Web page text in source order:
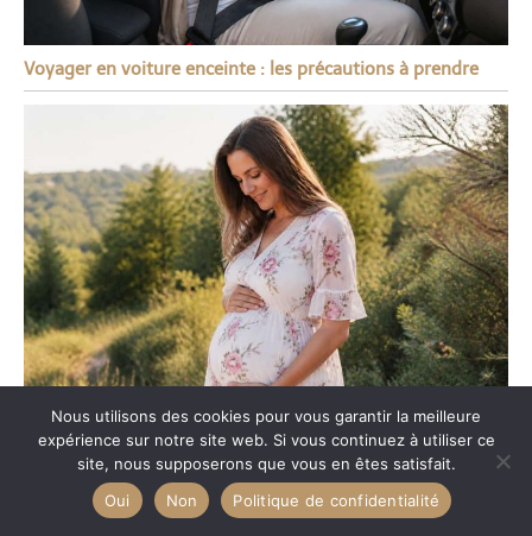
Voyager en voiture enceinte : les précautions à prendre
Vitamines et minéraux essentiels pour la femme enceinte
Nous utilisons des cookies pour vous garantir la meilleure
expérience sur notre site web. Si vous continuez à utiliser ce
site, nous supposerons que vous en êtes satisfait.
Oui
Non Politique de confidentialité